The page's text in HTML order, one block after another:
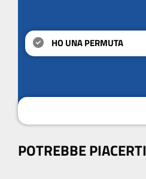
HO UNA PERMUTA
POTREBBE PIACERTI